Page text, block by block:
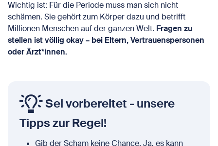
Wichtig ist: Für die Periode muss man sich nicht
schämen. Sie gehört zum Körper dazu und betrifft
Millionen Menschen auf der ganzen Welt. Fragen zu
stellen ist völlig okay – bei Eltern, Vertrauenspersonen
oder Ärzt*innen.
Sei vorbereitet - unsere
Tipps zur Regel!
Gib der Scham keine Chance. Ja, es kann